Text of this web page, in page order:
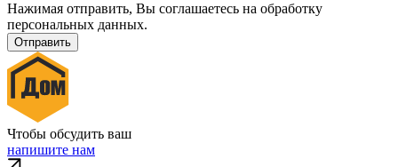
Нажимая отправить, Вы соглашаетесь на обработку
персональных данных.
Чтобы обсудить ваш
напишите нам